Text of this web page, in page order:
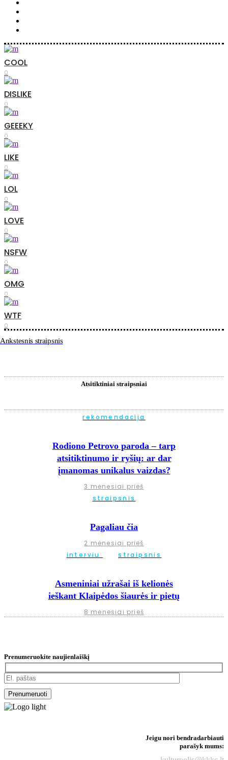
COOL
0
DISLIKE
0
GEEEKY
0
LIKE
0
LOL
0
LOVE
0
NSFW
0
OMG
0
WTF
0
Ankstesnis straipsnis
Atsitiktiniai straipsniai
rekomendacija
Rodiono Petrovo paroda – tarp
atsitiktinumo ir ryšių: ar dar
įmanomas unikalus vaizdas?
3 mėnesiai prieš
straipsnis
Pagaliau čia
2 mėnesiai prieš
interviu
straipsnis
Asmeniniai užrašai iš kelionės
ieškant Klaipėdos šiaurės ir pietų
8 mėnesiai prieš
Prenumeruokite naujienlaiškį
Jeigu nori bendradarbiauti
parašyk mums: